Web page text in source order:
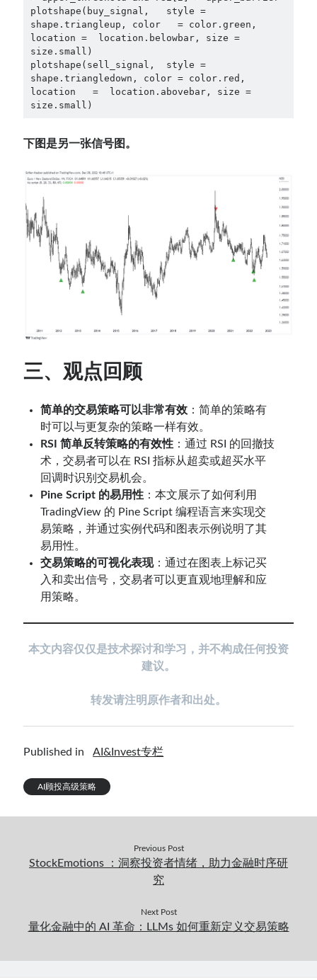
plotshape(buy_signal,   style =
shape.triangleup, color   = color.green,
location =  location.belowbar, size =
size.small)
plotshape(sell_signal,  style =
shape.triangledown, color = color.red,
location   =  location.abovebar, size =
size.small)
下图是另一张信号图。
三、观点回顾
简单的交易策略可以非常有效 ：简单的策略有
时可以与更复杂的策略一样有效。
RSI 简单反转策略的有效性 ：通过 RSI 的回撤技
术，交易者可以在 RSI 指标从超卖或超买水平
回调时识别交易机会。
Pine Script 的易用性 ：本文展示了如何利用
TradingView 的 Pine Script 编程语言来实现交
易策略，并通过实例代码和图表示例说明了其
易用性。
交易策略的可视化表现：通过在图表上标记买
入和卖出信号，交易者可以更直观地理解和应
用策略。
本文内容仅仅是技术探讨和学习，并不构成任何投资
建议。
转发请注明原作者和出处。
Published in AI&Invest专栏
AI顾投高级策略
Previous Post
StockEmotions ：洞察投资者情绪，助力金融时序研
究
Next Post
量化金融中的 AI 革命：LLMs 如何重新定义交易策略